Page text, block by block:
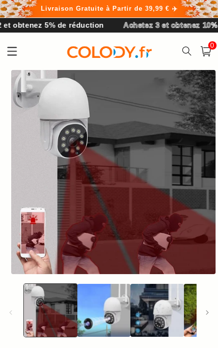
et
passer
au
contenu
Livraison Gratuite à Partir de 39,99 € ✈️
5% de réduction Achetez 3 et obtenez 10% de
Panier
0
0
Passer aux
informations
produits
média
une
fenêtre
modale